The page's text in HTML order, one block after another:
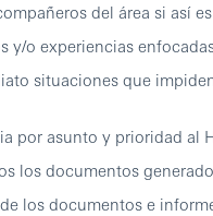
del área si así es
enfocadas
que impiden
asunto y prioridad al
documentos generados
documentos e